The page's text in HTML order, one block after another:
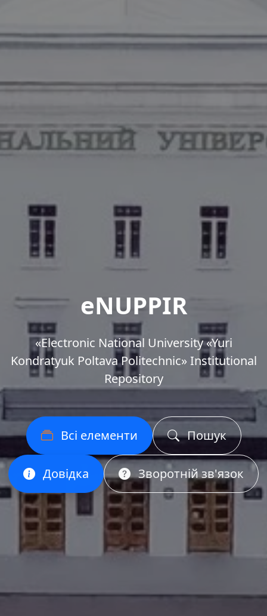
eNUPPIR
«Еlectronic National University «Yuri
Kondratyuk Poltava Politechnic» Institutional
Repository
Всі елементи Пошук
Довідка Зворотній зв'язок